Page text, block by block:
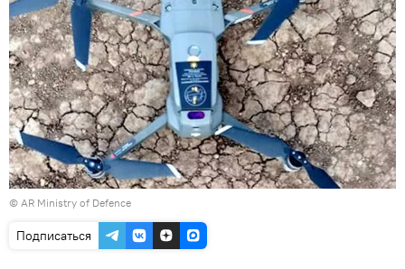
© AR Ministry of Defence
Подписаться